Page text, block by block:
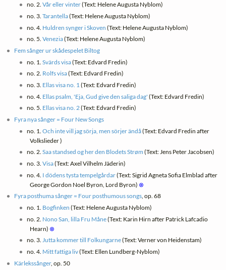
no. 2. Vår eller vinter(Text: Helene Augusta Nyblom)
no. 3. Tarantella(Text: Helene Augusta Nyblom)
no. 4. Huldren synger i Skoven (Text: Helene Augusta Nyblom)
no. 5. Venezia(Text: Helene Augusta Nyblom)
Fem sånger ur skådespelet Biltog
no. 1. Svärds visa(Text: Edvard Fredin)
no. 2. Rolfs visa(Text: Edvard Fredin)
no. 3. Ellas visa no. 1 (Text: Edvard Fredin)
no. 4. Ellas psalm, 'Eja, Gud give den saliga dag' (Text: Edvard Fredin)
no. 5. Ellas visa no. 2(Text: Edvard Fredin)
Fyra nya sånger = Four New Songs
no. 1. Och inte vill jag sörja, men sörjer ändå(Text: Edvard Fredin after
Volkslieder )
no. 2. Saa standsed og her den Blodets Strøm (Text: Jens Peter Jacobsen)
no. 3. Visa(Text: Axel Vilhelm Jäderin)
no. 4. I dödens tysta tempelgårdar(Text: Sigrid Agneta Sofia Elmblad after
George Gordon Noel Byron, Lord Byron) ⊗
Fyra posthuma sånger = Four posthumous songs, op. 68
no. 1. Bogfinken (Text: Helene Augusta Nyblom)
no. 2. Nono San, lilla Fru Måne(Text: Karin Hirn after Patrick Lafcadio
Hearn) ⊗
no. 3. Jutta kommer till Folkungarne(Text: Verner von Heidenstam)
no. 4. Mitt fattiga liv(Text: Ellen Lundberg-Nyblom)
Kärlekssånger, op. 50